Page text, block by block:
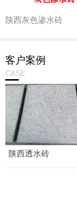
陕西灰色渗水砖
客户案例
CASE
陕西透水砖